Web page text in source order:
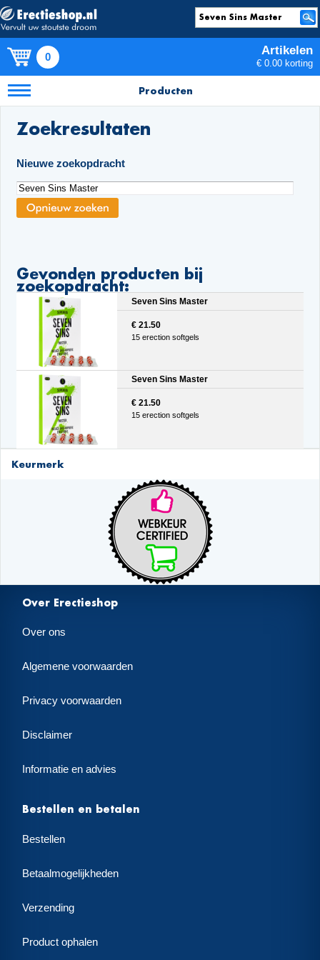
0 Artikelen
€ 0.00 korting
Producten
Zoekresultaten
Nieuwe zoekopdracht
Gevonden producten bij
zoekopdracht:
Seven Sins Master
€ 21.50
15 erection softgels
Seven Sins Master
€ 21.50
15 erection softgels
Keurmerk
Over Erectieshop
Over ons
Algemene voorwaarden
Privacy voorwaarden
Disclaimer
Informatie en advies
Bestellen en betalen
Bestellen
Betaalmogelijkheden
Verzending
Product ophalen